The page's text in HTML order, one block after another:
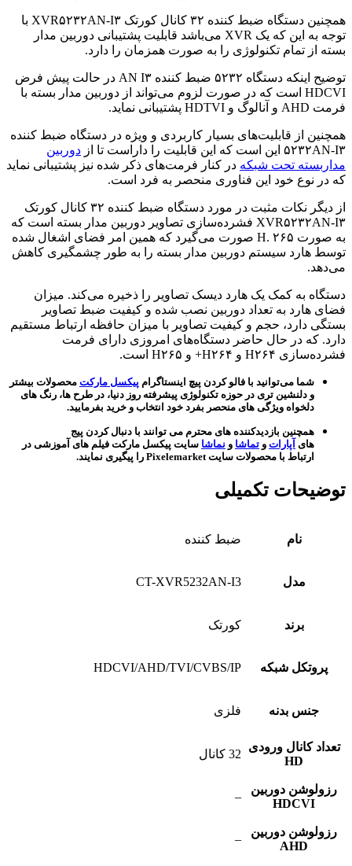
همچنین دستگاه ضبط کننده ۳۲ کانال کورتک XVR۵۲۳۲AN-I۳ با
توجه به این که یک XVR می‌باشد قابلیت پشتیبانی دوربین مدار
بسته از تمام تکنولوژی را به صورت همزمان را دارد.
توضیح اینکه دستگاه ۵۲۳۲ ضبط کننده AN I۳ در حالت پیش فرض
HDCVI است که در صورت لزوم می‌تواند از دوربین مدار بسته با
فرمت AHD و آنالوگ و HDTVI پشتیبانی نماید.
همچنین از قابلیت‌های بسیار کاربردی و ویژه در دستگاه ضبط کننده
۵۲۳۲AN-I۳ این است که این قابلیت را داراست تا از
دوربین
مداربسته تحت شبکه در کنار فرمت‌های ذکر شده نیز پشتیبانی نماید
که در نوع خود این فناوری منحصر به فرد است.
از دیگر نکات مثبت در مورد دستگاه ضبط کننده ۳۲ کانال کورتک
XVR۵۲۳۲AN-I۳ فشرده‌سازی تصاویر دوربین مدار بسته است که
به صورت H. ۲۶۵ صورت می‌گیرد که همین امر فضای اشغال شده
توسط هارد سیستم دوربین مدار بسته را به طور چشمگیری کاهش
می‌دهد.
دستگاه به کمک یک هارد دیسک تصاویر را ذخیره می‌کند. میزان
فضای هارد به تعداد دوربین نصب شده و کیفیت ضبط تصاویر
بستگی دارد، حجم و کیفیت تصاویر با میزان حافظه ارتباط مستقیم
دارد. که در حال حاضر دستگاه‌های امروزی دارای فرمت
فشرده‌سازی H۲۶۴ و H۲۶۴+ و H۲۶۵ است.
شما می‌توانید با فالو کردن پیچ اینستاگرام پیکسل مارکت محصولات بیشتر
و دلنشین تری در حوزه تکنولوژی پیشرفته روز دنیا، در طرح ها، رنگ های
دلخواه ویژگی های منحصر بفرد خود انتخاب و خرید بفرمایید.
همچنین بازدیدکننده های محترم می توانند با دنبال کردن پیج
های آپارات و تماشا و نماشا سایت پیکسل مارکت فیلم های آموزشی در
ارتباط با محصولات سایت Pixelemarket را پیگیری نمایند.
توضیحات تکمیلی
نام ضبط کننده
مدل CT-XVR5232AN-I3
برند کورتک
پروتکل شبکه HDCVI/AHD/TVI/CVBS/IP
جنس بدنه فلزی
تعداد کانال ورودی
HD
32 کانال
رزولوشن دوربین
HDCVI
–
رزولوشن دوربین
AHD
–